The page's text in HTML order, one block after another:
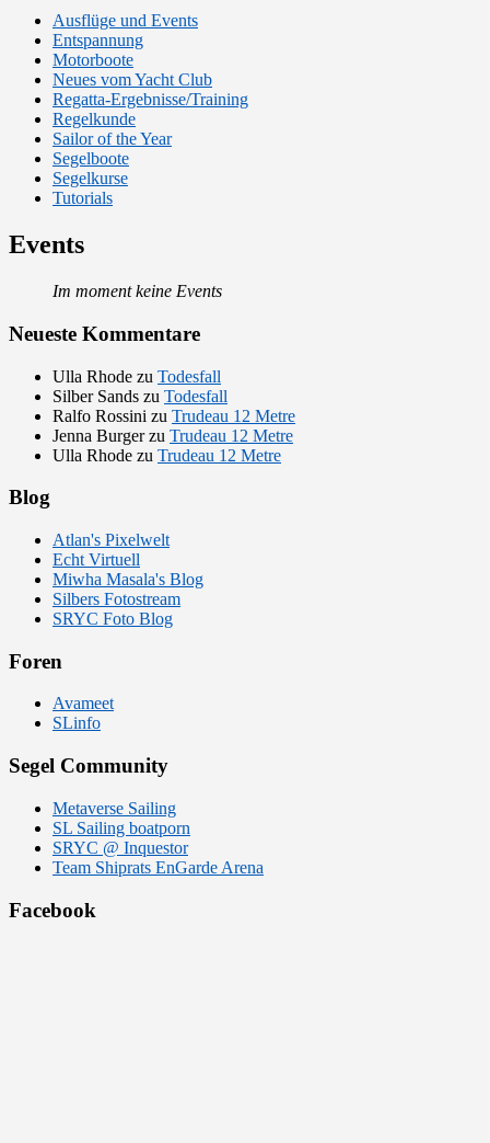
Ausflüge und Events
Entspannung
Motorboote
Neues vom Yacht Club
Regatta-Ergebnisse/Training
Regelkunde
Sailor of the Year
Segelboote
Segelkurse
Tutorials
Events
Im moment keine Events
Neueste Kommentare
Ulla Rhode zu Todesfall
Silber Sands zu Todesfall
Ralfo Rossini zu Trudeau 12 Metre
Jenna Burgerzu Trudeau 12 Metre
Ulla Rhode zu Trudeau 12 Metre
Blog
Atlan's Pixelwelt
Echt Virtuell
Miwha Masala's Blog
Silbers Fotostream
SRYC Foto Blog
Foren
Avameet
SLinfo
Segel Community
Metaverse Sailing
SL Sailing boatporn
SRYC @ Inquestor
Team Shiprats EnGarde Arena
Facebook